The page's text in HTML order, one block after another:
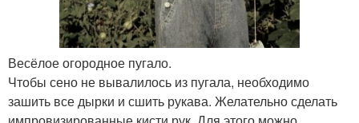
Весёлое огородное пугало.
Чтобы сено не вывалилось из пугала, необходимо
зашить все дырки и сшить рукава. Желательно сделать